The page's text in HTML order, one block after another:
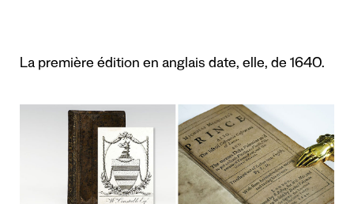
La première édition en anglais date, elle, de 1640.